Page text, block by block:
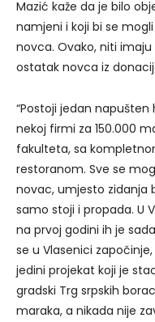
Mazić kaže da je bilo
namjeni i koji bi se
novca. Ovako, niti
ostatak novca iz
“Postoji jedan
nekoj firmi za 150.000
fakulteta, sa
restoranom. Sve se
novac, umjesto zidanja
samo stoji i propada. U
na prvoj godini ih je
se u Vlasenici
jedini projekat koji je
gradski Trg srpskih
maraka, a nikada nije